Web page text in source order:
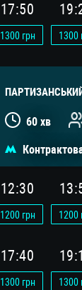
17:50
1300грн 1300
60 хв
12:30
1200грн 1200
17:40
1300грн 1300